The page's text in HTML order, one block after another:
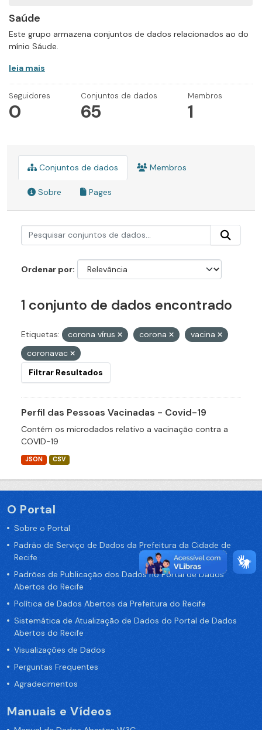
Saúde
Este grupo armazena conjuntos de dados relacionados ao do
mínio Sáude.
leia mais
Seguidores
0
Conjuntos de dados
65
Membros
1
Conjuntos de dados Membros
Sobre Pages
Ordenar por
1 conjunto de dados encontrado
Etiquetas: corona vírus corona
vacina
coronavac
Filtrar Resultados
Perfil das Pessoas Vacinadas - Covid-19
Contém os microdados relativo a vacinação contra a
COVID-19
JSON CSV
O Portal
Sobre o Portal
Padrão de Serviço de Dados da Prefeitura da Cidade de
Recife
Padrões de Publicação dos Dados no Portal de Dados
Abertos do Recife
Política de Dados Abertos da Prefeitura do Recife
Sistemática de Atualização de Dados do Portal de Dados
Abertos do Recife
Visualizações de Dados
Perguntas Frequentes
Agradecimentos
Manuais e Vídeos